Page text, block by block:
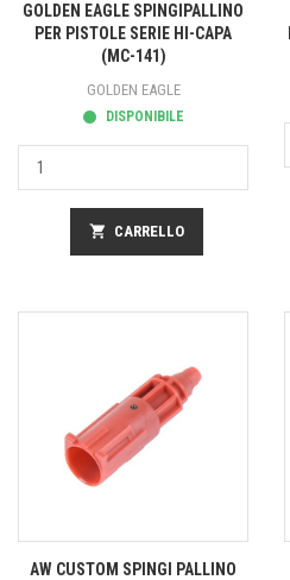
GOLDEN EAGLE SPINGIPALLINO
PER PISTOLE SERIE HI-CAPA
(MC-141)
GOLDEN EAGLE
DISPONIBILE
shopping_cart CARRELLO
AW CUSTOM SPINGI PALLINO